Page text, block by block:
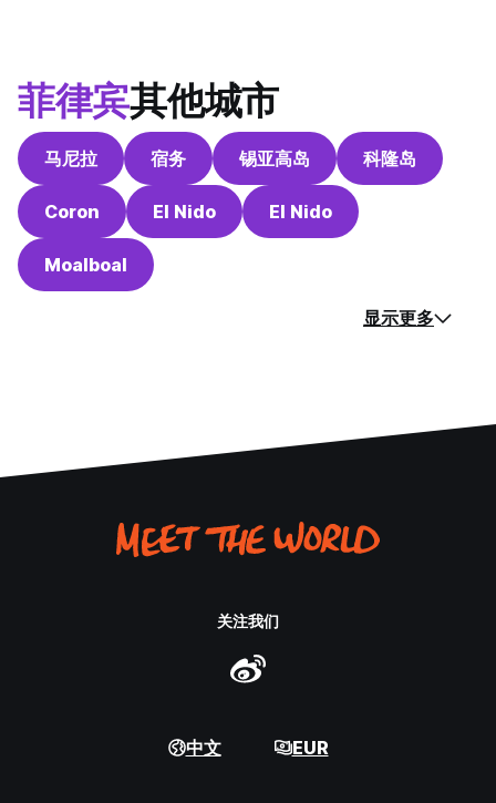
菲律宾其他城市
马尼拉 宿务 锡亚高岛 科隆岛
Coron El Nido El Nido
Moalboal
显示更多
关注我们
中文 EUR